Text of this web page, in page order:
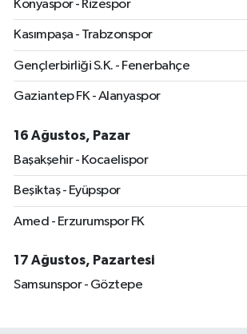
Konyaspor - Rizespor
Kasımpaşa - Trabzonspor
Gençlerbirliği S.K. - Fenerbahçe
Gaziantep FK - Alanyaspor
16 Ağustos, Pazar
Başakşehir - Kocaelispor
Beşiktaş - Eyüpspor
Amed - Erzurumspor FK
17 Ağustos, Pazartesi
Samsunspor - Göztepe